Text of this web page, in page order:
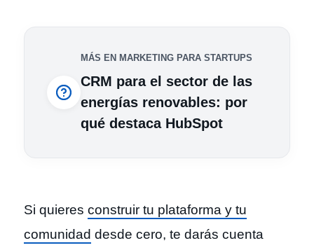
MÁS EN MARKETING PARA STARTUPS
CRM para el sector de las
energías renovables: por
qué destaca HubSpot
Si quieres construir tu plataforma y tu
comunidad desde cero, te darás cuenta